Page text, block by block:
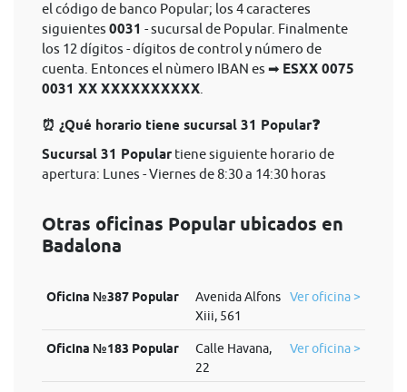
el código de banco Popular; los 4 caracteres
siguientes 0031 - sucursal de Popular. Finalmente
los 12 dígitos - dígitos de control y número de
cuenta. Entonces el nùmero IBAN es ➡ ESXX 0075
0031 XX XXXXXXXXXX
⏰ ¿Qué horario tiene sucursal 31 Popular❓
Sucursal 31 Popular tiene siguiente horario de
apertura: Lunes - Viernes de 8:30 a 14:30 horas
Otras oficinas Popular ubicados en
Badalona
Oficina №387 Popular
Avenida Alfons
Xiii, 561
Ver oficina >
Oficina №183 Popular
Calle Havana,
22
Ver oficina >